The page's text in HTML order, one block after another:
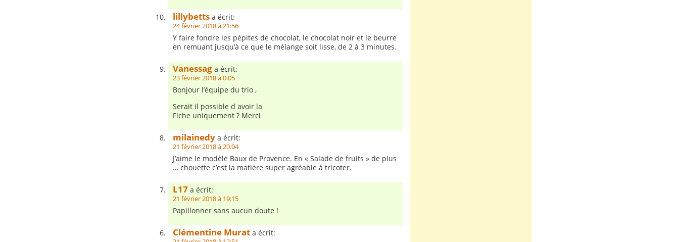
lillybetts a écrit:
24 février 2018 à 21:56
Y faire fondre les pépites de chocolat, le chocolat noir et le beurre
en remuant jusqu’à ce que le mélange soit lisse, de 2 à 3 minutes.
Vanessag a écrit:
23 février 2018 à 0:05
Bonjour l’équipe du trio ,
Serait il possible d avoir la
Fiche uniquement ? Merci
milainedy a écrit:
21 février 2018 à 20:04
J’aime le modèle Baux de Provence. En « Salade de fruits » de plus
… chouette c’est la matière super agréable à tricoter.
L17 a écrit:
21 février 2018 à 19:15
Papillonner sans aucun doute !
Clémentine Murat a écrit: